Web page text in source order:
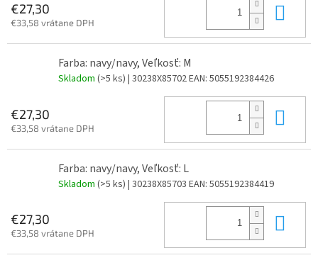
€27,30
€33,58 vrátane DPH
Farba: navy/navy, Veľkosť: M
Skladom (>5 ks) | 30238X85702EAN: 5055192384426
€27,30
€33,58 vrátane DPH
Farba: navy/navy, Veľkosť: L
Skladom (>5 ks) | 30238X85703 EAN: 5055192384419
€27,30
€33,58 vrátane DPH